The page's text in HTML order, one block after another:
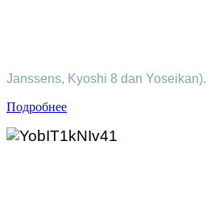
Janssens, Kyoshi 8 dan Yoseikan).
Подробнее